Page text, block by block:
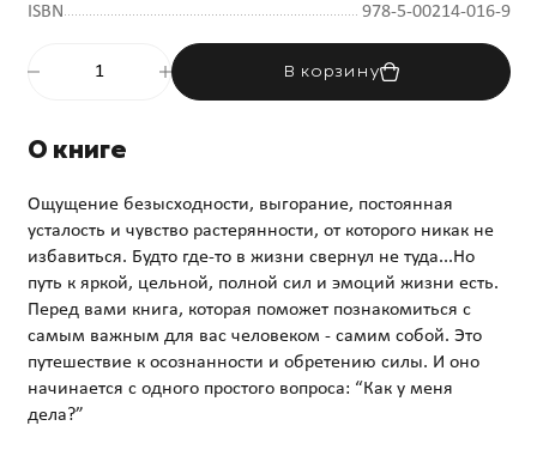
ISBN
978-5-00214-016-9
В корзину
О книге
Ощущение безысходности, выгорание, постоянная
усталость и чувство растерянности, от которого никак не
избавиться. Будто где-то в жизни свернул не туда...Но
путь к яркой, цельной, полной сил и эмоций жизни есть.
Перед вами книга, которая поможет познакомиться с
самым важным для вас человеком - самим собой. Это
путешествие к осознанности и обретению силы. И оно
начинается с одного простого вопроса: “Как у меня
дела?”